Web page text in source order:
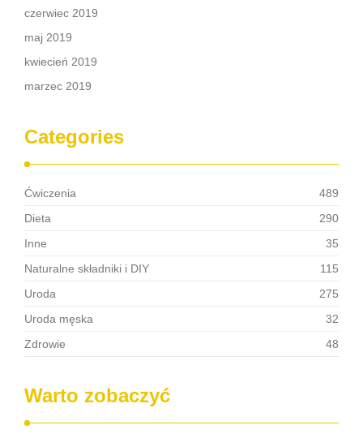
czerwiec 2019
maj 2019
kwiecień 2019
marzec 2019
Categories
Ćwiczenia
489
Dieta
290
Inne
35
Naturalne składniki i DIY
115
Uroda
275
Uroda męska
32
Zdrowie
48
Warto zobaczyć